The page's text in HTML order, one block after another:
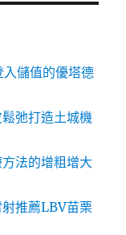
儲值的優塔德
弛打造土城機
法的增粗增大
推薦LBV苗栗